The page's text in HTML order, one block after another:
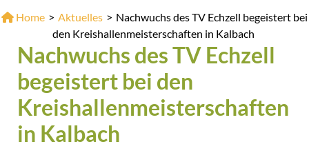
Home > Aktuelles > Nachwuchs des TV Echzell begeistert bei
den Kreishallenmeisterschaften in Kalbach
Nachwuchs des TV Echzell
begeistert bei den
Kreishallenmeisterschaften
in Kalbach